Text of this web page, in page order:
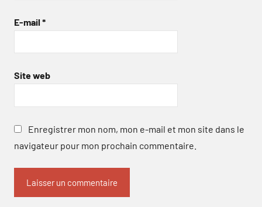
E-mail *
Site web
Enregistrer mon nom, mon e-mail et mon site dans le
navigateur pour mon prochain commentaire.